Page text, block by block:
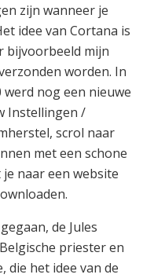
zijn wanneer je
idee van Cortana is
bijvoorbeeld mijn
worden. In
nog een nieuwe
Instellingen /
scrol naar
met een schone
naar een website
de Jules
priester en
die het idee van de